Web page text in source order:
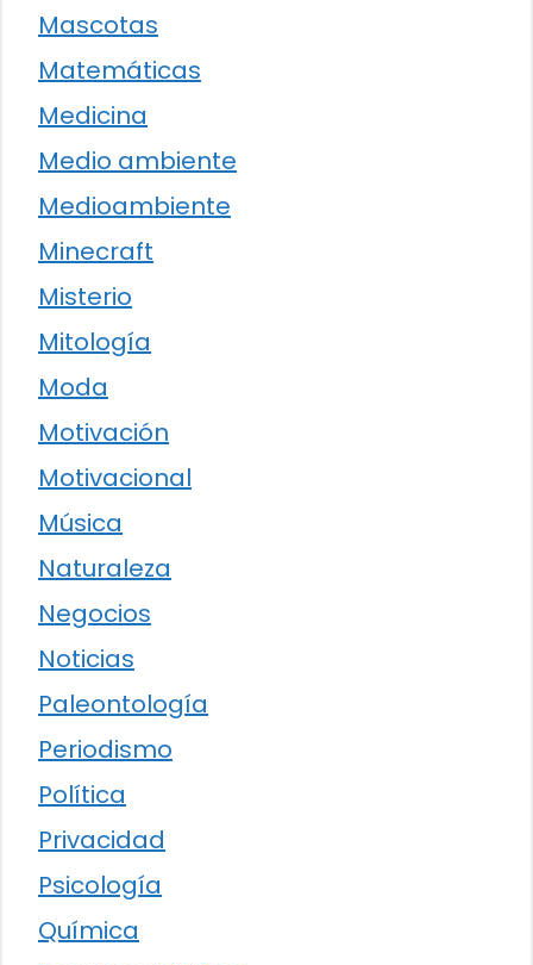
Mascotas
Matemáticas
Medicina
Medio ambiente
Medioambiente
Minecraft
Misterio
Mitología
Moda
Motivación
Motivacional
Música
Naturaleza
Negocios
Noticias
Paleontología
Periodismo
Política
Privacidad
Psicología
Química